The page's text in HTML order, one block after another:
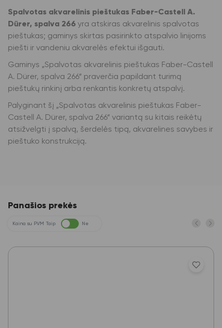
Spalvotas akvarelinis pieštukas Faber-Castell A.
Dürer, spalva 266 yra atskiras akvarelinis spalvotas
pieštukas; gaminys skirtas pasirinkto atspalvio linijoms
piešti ir vandeniu akvarelės efektui išgauti.
Gaminys „Spalvotas akvarelinis pieštukas Faber-Castell
A. Dürer, spalva 266“ praverčia papildant turimą
pieštukų rinkinį arba renkantis konkretų atspalvį.
Palyginant šį „Spalvotas akvarelinis pieštukas Faber-
Castell A. Dürer, spalva 266“ variantą su kitais reikėtų
atsižvelgti į spalvą, šerdelės tipą, akvarelines savybes ir
pieštuko konstrukciją.
Panašios prekės
Kaina su PVM Taip Ne